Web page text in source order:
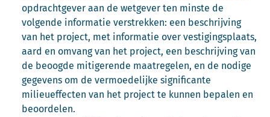
opdrachtgever aan de wetgever ten minste de
volgende informatie verstrekken: een beschrijving
van het project, met informatie over vestigingsplaats,
aard en omvang van het project, een beschrijving van
de beoogde mitigerende maatregelen, en de nodige
gegevens om de vermoedelijke significante
milieueffecten van het project te kunnen bepalen en
beoordelen.